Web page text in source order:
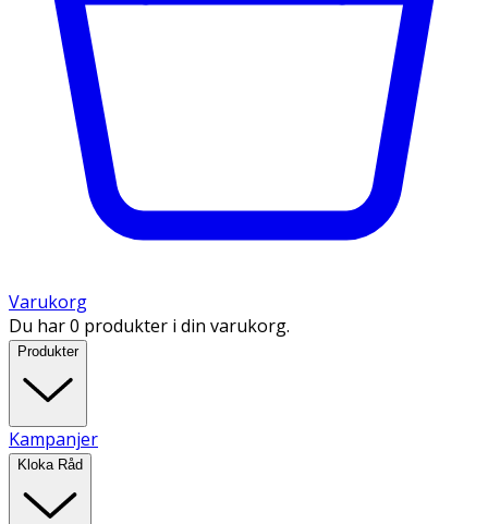
Varukorg
Du har 0 produkter i din varukorg.
Produkter
Kampanjer
Kloka Råd